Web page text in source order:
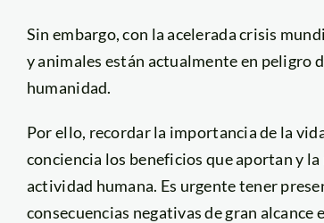
Sin embargo, con la acelerada crisis
y animales están actualmente en peligro
humanidad.
Por ello, recordar la importancia de la
conciencia los beneficios que aportan y
actividad humana. Es urgente tener
consecuencias negativas de gran